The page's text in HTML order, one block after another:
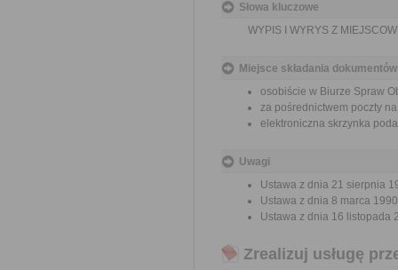
Słowa kluczowe
WYPIS I WYRYS Z
Miejsce składania dokumentów
osobiście w Biurze Spraw
za pośrednictwem poczty
elektroniczna skrzynka
Uwagi
Ustawa z dnia 21 sierpnia
Ustawa z dnia 8 marca
Ustawa z dnia 16 listopada
Zrealizuj usługę